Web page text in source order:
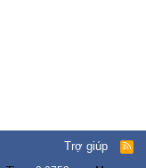
Trợ giúp
R